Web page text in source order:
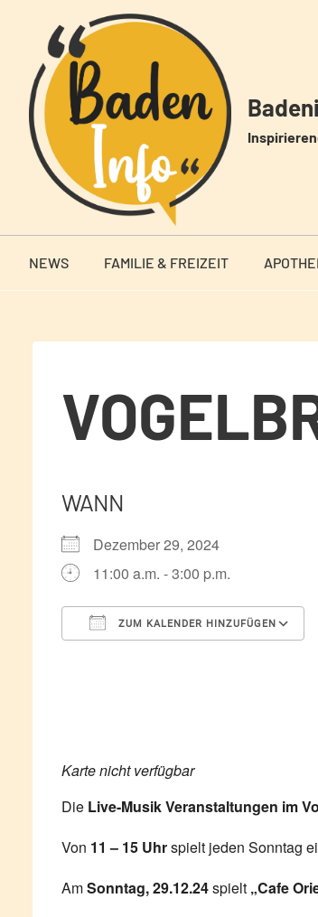
springen
NEWS FAMILIE & FREIZEIT
WANN
Dezember 29, 2024
11:00 a.m. - 3:00 p.m.
ZUM KALENDER HINZUFÜGEN
Karte nicht verfügbar
Die Live-Musik Veranstaltungen im
Von 11 – 15 Uhrspielt jeden Sonntag
AmSonntag, 29.12.24spielt „Cafe